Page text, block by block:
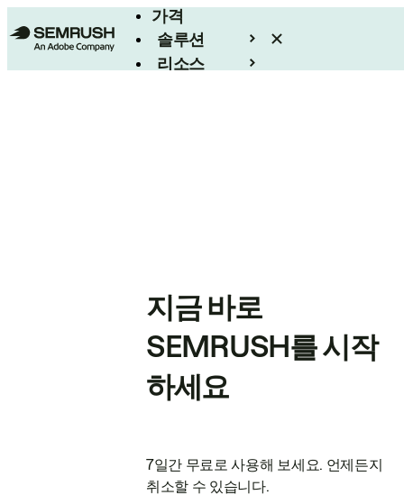
가격
솔루션
리소스
지금 바로
SEMRUSH를 시작
하세요
7일간 무료로 사용해 보세요. 언제든지
취소할 수 있습니다.